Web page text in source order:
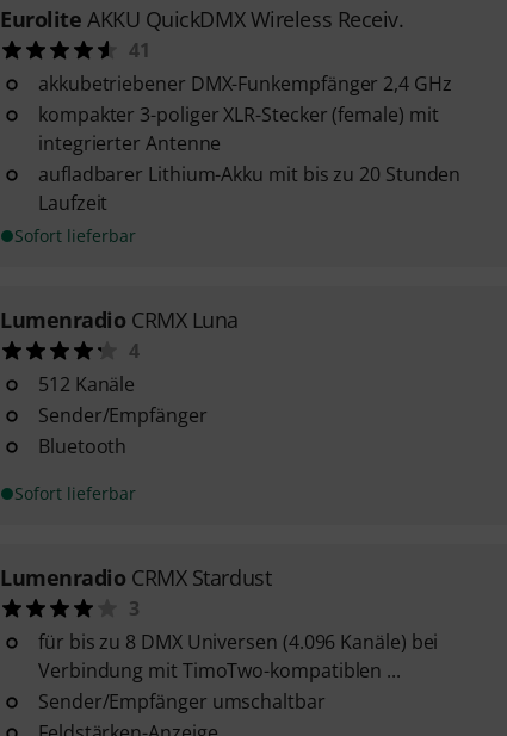
Eurolite AKKU QuickDMX Wireless Receiv.
41
akkubetriebener DMX-Funkempfänger 2,4 GHz
kompakter 3-poliger XLR-Stecker (female) mit
integrierter Antenne
aufladbarer Lithium-Akku mit bis zu 20 Stunden
Laufzeit
Sofort lieferbar
Lumenradio CRMX Luna
4
512 Kanäle
Sender/Empfänger
Bluetooth
Sofort lieferbar
Lumenradio CRMX Stardust
3
für bis zu 8 DMX Universen (4.096 Kanäle) bei
Verbindung mit TimoTwo-kompatiblen ...
Sender/Empfänger umschaltbar